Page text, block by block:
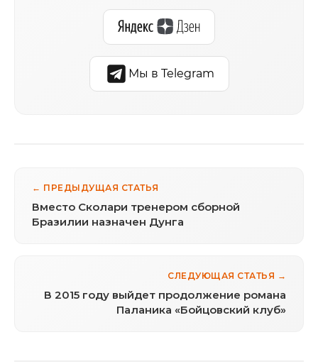
Мы в Telegram
← ПРЕДЫДУЩАЯ СТАТЬЯ
Вместо Сколари тренером сборной
Бразилии назначен Дунга
СЛЕДУЮЩАЯ СТАТЬЯ →
В 2015 году выйдет продолжение романа
Паланика «Бойцовский клуб»